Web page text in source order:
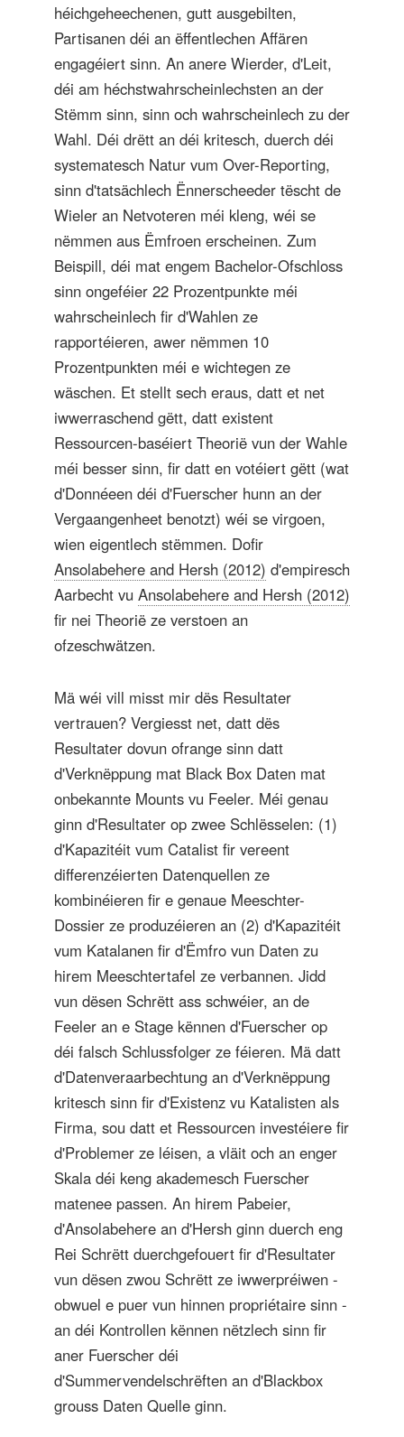
héichgeheechenen, gutt ausgebilten,
Partisanen déi an ëffentlechen Affären
engagéiert sinn. An anere Wierder, d'Leit,
déi am héchstwahrscheinlechsten an der
Stëmm sinn, sinn och wahrscheinlech zu der
Wahl. Déi drëtt an déi kritesch, duerch déi
systematesch Natur vum Over-Reporting,
sinn d'tatsächlech Ënnerscheeder tëscht de
Wieler an Netvoteren méi kleng, wéi se
nëmmen aus Ëmfroen erscheinen. Zum
Beispill, déi mat engem Bachelor-Ofschloss
sinn ongeféier 22 Prozentpunkte méi
wahrscheinlech fir d'Wahlen ze
rapportéieren, awer nëmmen 10
Prozentpunkten méi e wichtegen ze
wäschen. Et stellt sech eraus, datt et net
iwwerraschend gëtt, datt existent
Ressourcen-baséiert Theorië vun der Wahle
méi besser sinn, fir datt en votéiert gëtt (wat
d'Donnéeen déi d'Fuerscher hunn an der
Vergaangenheet benotzt) wéi se virgoen,
wien eigentlech stëmmen. Dofir
Ansolabehere and Hersh (2012) d'empiresch
Aarbecht vu Ansolabehere and Hersh (2012)
fir nei Theorië ze verstoen an
ofzeschwätzen.
Mä wéi vill misst mir dës Resultater
vertrauen? Vergiesst net, datt dës
Resultater dovun ofrange sinn datt
d'Verknëppung mat Black Box Daten mat
onbekannte Mounts vu Feeler. Méi genau
ginn d'Resultater op zwee Schlësselen: (1)
d'Kapazitéit vum Catalist fir vereent
differenzéierten Datenquellen ze
kombinéieren fir e genaue Meeschter-
Dossier ze produzéieren an (2) d'Kapazitéit
vum Katalanen fir d'Ëmfro vun Daten zu
hirem Meeschtertafel ze verbannen. Jidd
vun dësen Schrëtt ass schwéier, an de
Feeler an e Stage kënnen d'Fuerscher op
déi falsch Schlussfolger ze féieren. Mä datt
d'Datenveraarbechtung an d'Verknëppung
kritesch sinn fir d'Existenz vu Katalisten als
Firma, sou datt et Ressourcen investéiere fir
d'Problemer ze léisen, a vläit och an enger
Skala déi keng akademesch Fuerscher
matenee passen. An hirem Pabeier,
d'Ansolabehere an d'Hersh ginn duerch eng
Rei Schrëtt duerchgefouert fir d'Resultater
vun dësen zwou Schrëtt ze iwwerpréiwen -
obwuel e puer vun hinnen propriétaire sinn -
an déi Kontrollen kënnen nëtzlech sinn fir
aner Fuerscher déi
d'Summervendelschrëften an d'Blackbox
grouss Daten Quelle ginn.